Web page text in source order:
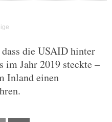
die USAID hinter
im Jahr 2019 steckte –
Inland einen